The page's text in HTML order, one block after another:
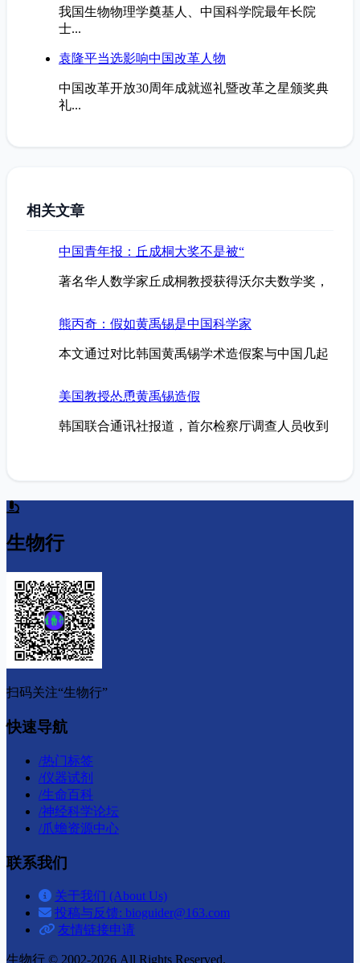
我国生物物理学奠基人、中国科学院最年长院
士...
袁隆平当选影响中国改革人物
中国改革开放30周年成就巡礼暨改革之星颁奖典
礼...
相关文章
中国青年报：丘成桐大奖不是被“
著名华人数学家丘成桐教授获得沃尔夫数学奖，
熊丙奇：假如黄禹锡是中国科学家
本文通过对比韩国黄禹锡学术造假案与中国几起
美国教授怂恿黄禹锡造假
韩国联合通讯社报道，首尔检察厅调查人员收到
生物行
扫码关注“生物行”
快速导航
/热门标签
/仪器试剂
/生命百科
/神经科学论坛
/爪蟾资源中心
联系我们
关于我们 (About Us)
投稿与反馈: bioguider@163.com
友情链接申请
生物行 © 2002-2026 All Rights Reserved.